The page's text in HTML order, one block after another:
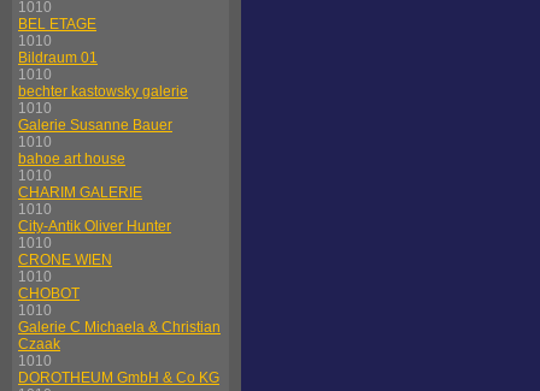
1010
BEL ETAGE
1010
Bildraum 01
1010
bechter kastowsky galerie
1010
Galerie Susanne Bauer
1010
bahoe art house
1010
CHARIM GALERIE
1010
City-Antik Oliver Hunter
1010
CRONE WIEN
1010
CHOBOT
1010
Galerie C Michaela & Christian
Czaak
1010
DOROTHEUM GmbH & Co KG